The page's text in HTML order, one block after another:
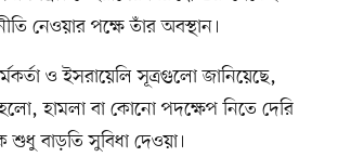
নেওয়ার পক্ষে তাঁর অবস্থান।
ও ইসরায়েলি সূত্রগুলো জানিয়েছে,
হলো, হামলা বা কোনো পদক্ষেপ নিতে দেরি
শুধু বাড়তি সুবিধা দেওয়া।